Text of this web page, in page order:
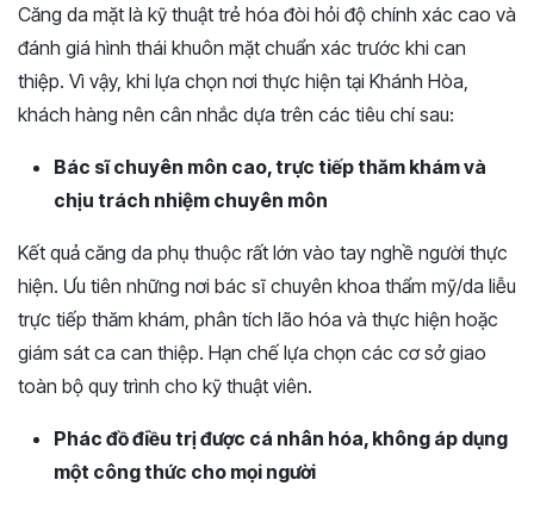
Căng da mặt là kỹ thuật trẻ hóa đòi hỏi độ chính xác cao và
đánh giá hình thái khuôn mặt chuẩn xác trước khi can
thiệp. Vì vậy, khi lựa chọn nơi thực hiện tại Khánh Hòa,
khách hàng nên cân nhắc dựa trên các tiêu chí sau:
Bác sĩ chuyên môn cao, trực tiếp thăm khám và
chịu trách nhiệm chuyên môn
Kết quả căng da phụ thuộc rất lớn vào tay nghề người thực
hiện. Ưu tiên những nơi bác sĩ chuyên khoa thẩm mỹ/da liễu
trực tiếp thăm khám, phân tích lão hóa và thực hiện hoặc
giám sát ca can thiệp. Hạn chế lựa chọn các cơ sở giao
toàn bộ quy trình cho kỹ thuật viên.
Phác đồ điều trị được cá nhân hóa, không áp dụng
một công thức cho mọi người